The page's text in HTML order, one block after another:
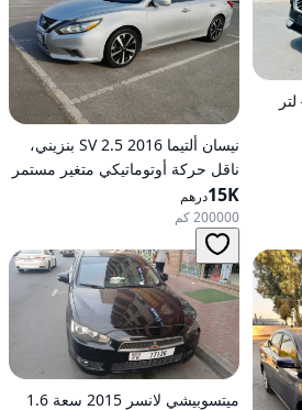
نيسان باترول 2014 سعة 4.0 لتر
نيسان ألتيما 2016 2.5 SV بنزيني،
ناقل حركة أوتوماتيكي متغير مستمر
(CVT)، دفع أمامي15Kدرهم
200000 كم
ميتسوبيشي لانسر 2015 سعة 1.6